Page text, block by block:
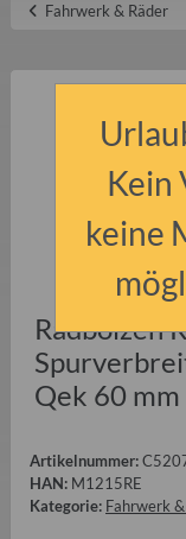
Fahrwerk & Räder
Radbolzen
Qek 60 mm
Artikelnummer:
HAN: M1215RE
Kategorie: Fahrwerk
Kein
keine